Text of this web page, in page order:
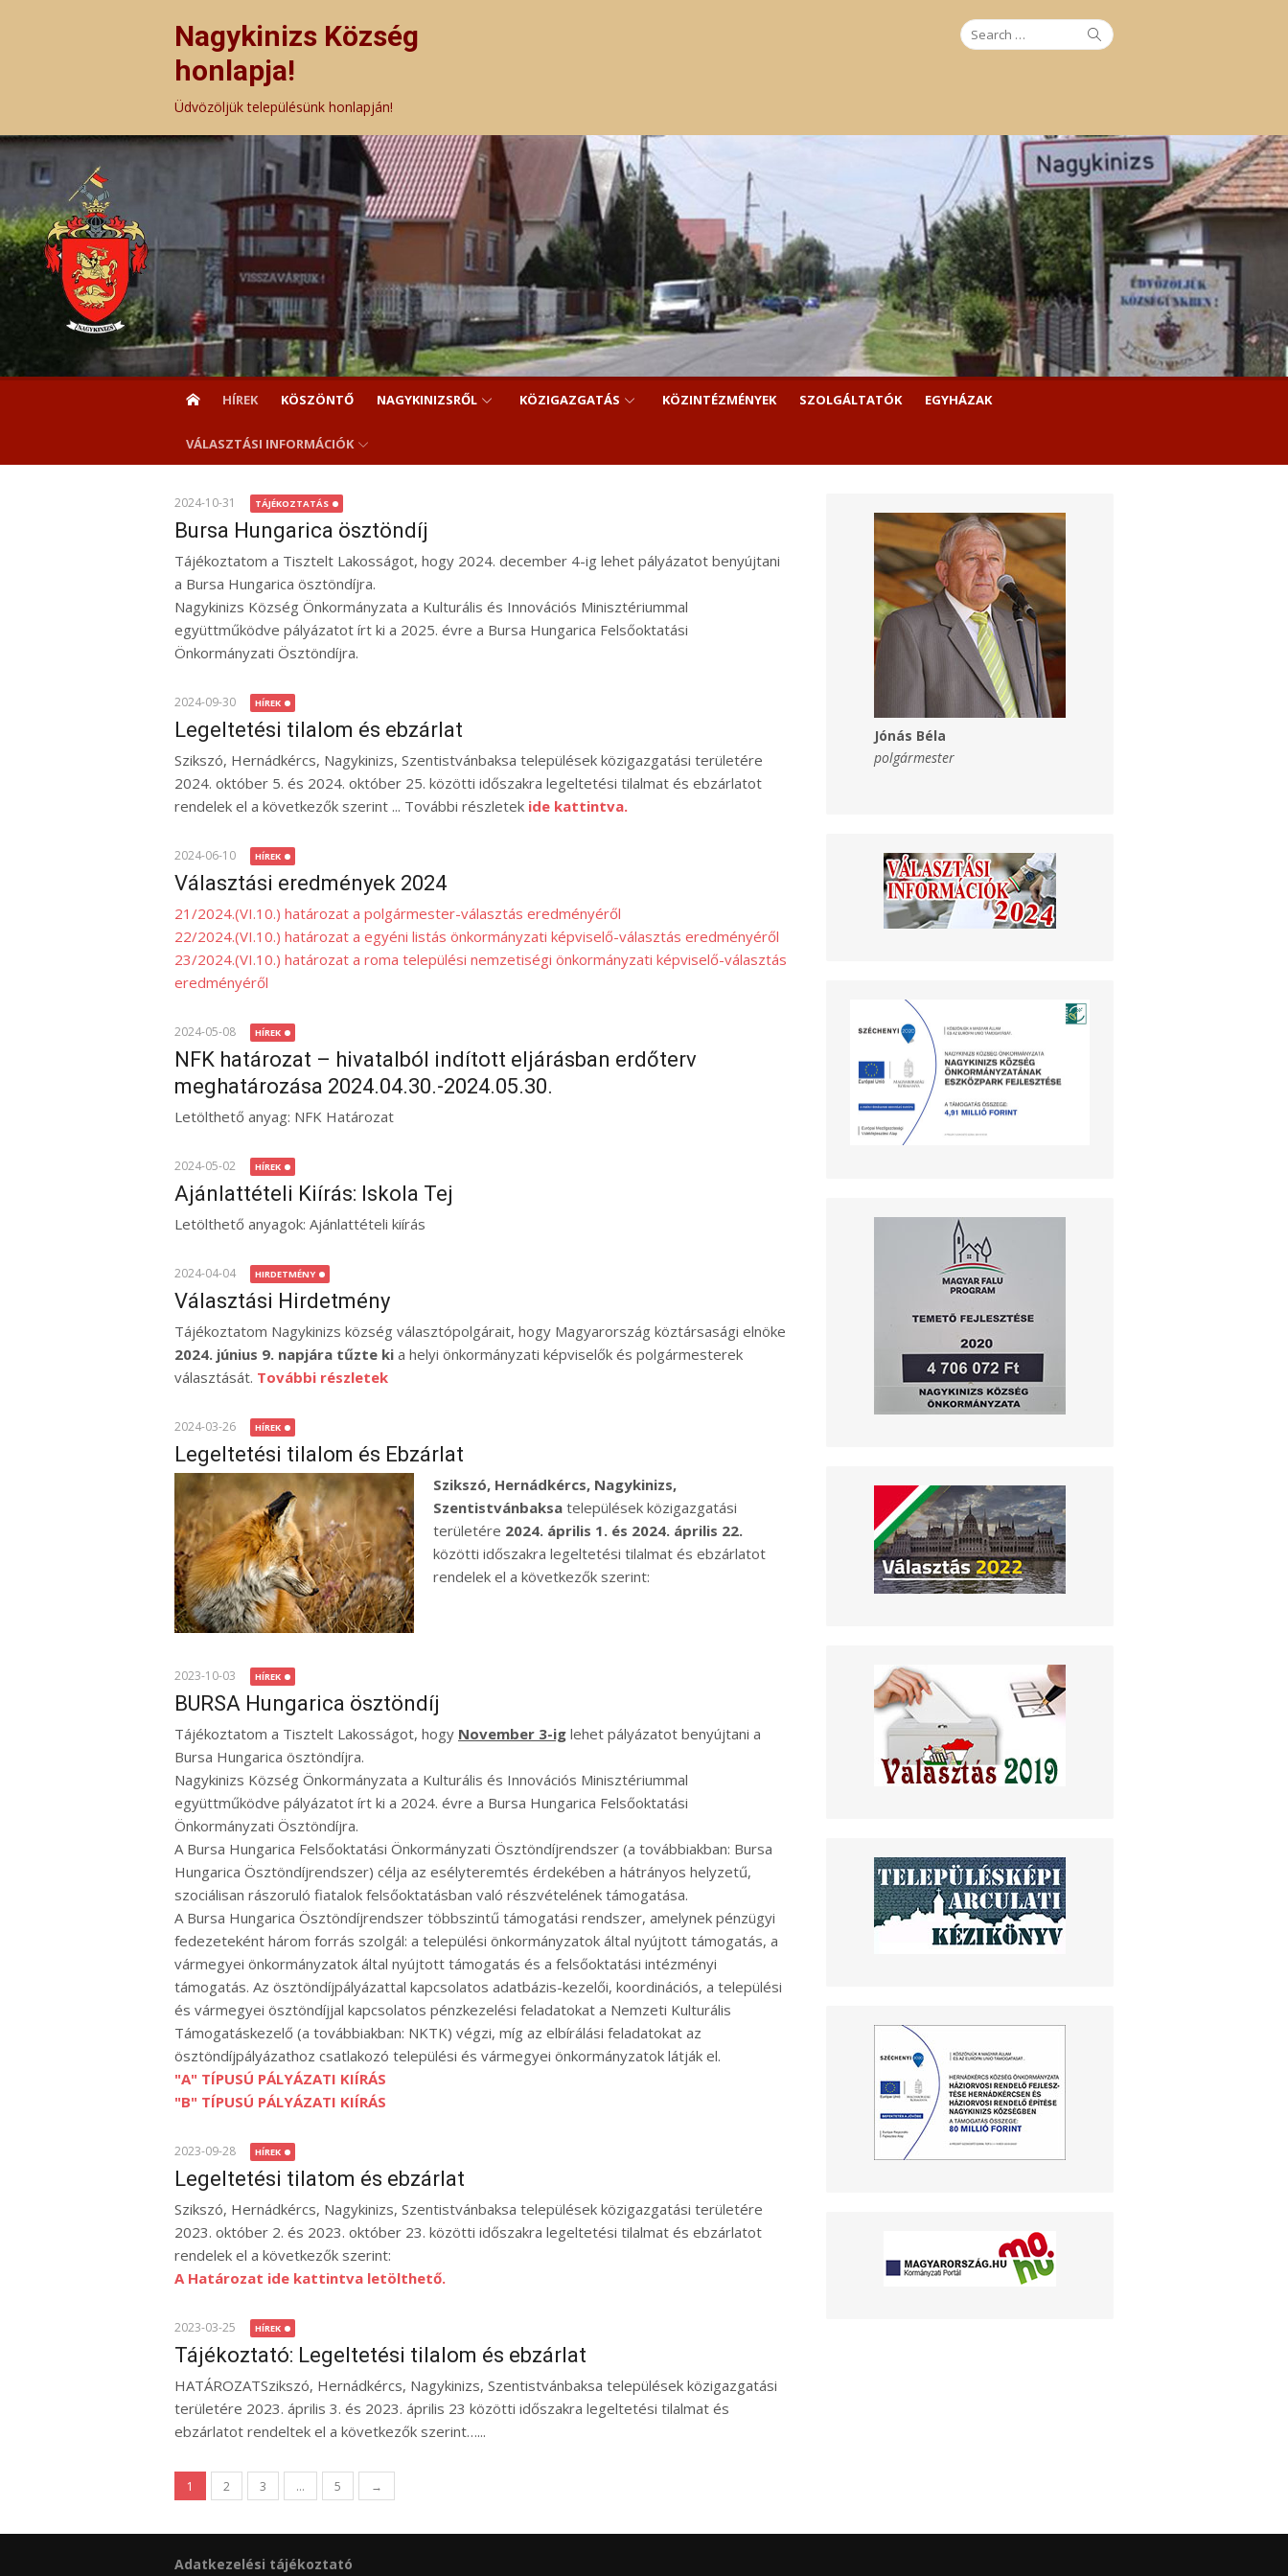
Nagykinizs Község
honlapja!
Üdvözöljük településünk honlapján!
Search
for: Search
HÍREK KÖSZÖNTŐ NAGYKINIZSRŐL KÖZIGAZGATÁS KÖZINTÉZMÉNYEK SZOLGÁLTATÓK EGYHÁZAK
VÁLASZTÁSI INFORMÁCIÓK
2024-10-31 TÁJÉKOZTATÁS
Bursa Hungarica ösztöndíj
Tájékoztatom a Tisztelt Lakosságot, hogy 2024. december 4-ig lehet pályázatot benyújtani
a Bursa Hungarica ösztöndíjra.
Nagykinizs Község Önkormányzata a Kulturális és Innovációs Minisztériummal
együttműködve pályázatot írt ki a 2025. évre a Bursa Hungarica Felsőoktatási
Önkormányzati Ösztöndíjra.
2024-09-30 HÍREK
Legeltetési tilalom és ebzárlat
Szikszó, Hernádkércs, Nagykinizs, Szentistvánbaksa települések közigazgatási területére
2024. október 5. és 2024. október 25. közötti időszakra legeltetési tilalmat és ebzárlatot
rendelek el a következők szerint ... További részletek ide kattintva.
2024-06-10 HÍREK
Választási eredmények 2024
21/2024.(VI.10.) határozat a polgármester-választás eredményéről
22/2024.(VI.10.) határozat a egyéni listás önkormányzati képviselő-választás eredményéről
23/2024.(VI.10.) határozat a roma települési nemzetiségi önkormányzati képviselő-választás
eredményéről
2024-05-08 HÍREK
NFK határozat – hivatalból indított eljárásban erdőterv
meghatározása 2024.04.30.-2024.05.30.
Letölthető anyag: NFK Határozat
2024-05-02 HÍREK
Ajánlattételi Kiírás: Iskola Tej
Letölthető anyagok: Ajánlattételi kiírás
2024-04-04 HIRDETMÉNY
Választási Hirdetmény
Tájékoztatom Nagykinizs község választópolgárait, hogy Magyarország köztársasági elnöke
2024. június 9. napjára tűzte ki a helyi önkormányzati képviselők és polgármesterek
választását. További részletek
2024-03-26 HÍREK
Legeltetési tilalom és Ebzárlat
Szikszó, Hernádkércs, Nagykinizs,
Szentistvánbaksa települések közigazgatási
területére 2024. április 1. és 2024. április 22.
közötti időszakra legeltetési tilalmat és ebzárlatot
rendelek el a következők szerint:
2023-10-03 HÍREK
BURSA Hungarica ösztöndíj
Tájékoztatom a Tisztelt Lakosságot, hogy November 3-ig lehet pályázatot benyújtani a
Bursa Hungarica ösztöndíjra.
Nagykinizs Község Önkormányzata a Kulturális és Innovációs Minisztériummal
együttműködve pályázatot írt ki a 2024. évre a Bursa Hungarica Felsőoktatási
Önkormányzati Ösztöndíjra.
A Bursa Hungarica Felsőoktatási Önkormányzati Ösztöndíjrendszer (a továbbiakban: Bursa
Hungarica Ösztöndíjrendszer) célja az esélyteremtés érdekében a hátrányos helyzetű,
szociálisan rászoruló fiatalok felsőoktatásban való részvételének támogatása.
A Bursa Hungarica Ösztöndíjrendszer többszintű támogatási rendszer, amelynek pénzügyi
fedezeteként három forrás szolgál: a települési önkormányzatok által nyújtott támogatás, a
vármegyei önkormányzatok által nyújtott támogatás és a felsőoktatási intézményi
támogatás. Az ösztöndíjpályázattal kapcsolatos adatbázis-kezelői, koordinációs, a települési
és vármegyei ösztöndíjjal kapcsolatos pénzkezelési feladatokat a Nemzeti Kulturális
Támogatáskezelő (a továbbiakban: NKTK) végzi, míg az elbírálási feladatokat az
ösztöndíjpályázathoz csatlakozó települési és vármegyei önkormányzatok látják el.
"A" TÍPUSÚ PÁLYÁZATI KIÍRÁS
"B" TÍPUSÚ PÁLYÁZATI KIÍRÁS
2023-09-28 HÍREK
Legeltetési tilatom és ebzárlat
Szikszó, Hernádkércs, Nagykinizs, Szentistvánbaksa települések közigazgatási területére
2023. október 2. és 2023. október 23. közötti időszakra legeltetési tilalmat és ebzárlatot
rendelek el a következők szerint:
A Határozat ide kattintva letölthető.
2023-03-25 HÍREK
Tájékoztató: Legeltetési tilalom és ebzárlat
HATÁROZATSzikszó, Hernádkércs, Nagykinizs, Szentistvánbaksa települések közigazgatási
területére 2023. április 3. és 2023. április 23 közötti időszakra legeltetési tilalmat és
ebzárlatot rendeltek el a következők szerint…...
Bejegyzés
navigáció
1 2 3 … 5 →
Jónás Béla
polgármester
Adatkezelési tájékoztató